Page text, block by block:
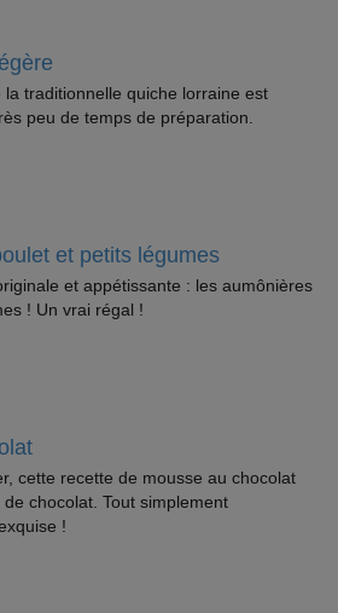
traditionnelle quiche lorraine est
peu de temps de préparation.
et petits légumes
et appétissante : les aumônières
! Un vrai régal !
cette recette de mousse au chocolat
chocolat. Tout simplement
!